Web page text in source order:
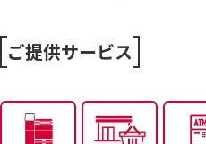
ご提供サービス